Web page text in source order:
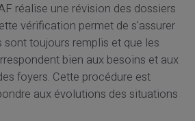
réalise une révision des dossiers
vérification permet de s'assurer
sont toujours remplis et que les
bien aux besoins et aux
foyers. Cette procédure est
aux évolutions des situations